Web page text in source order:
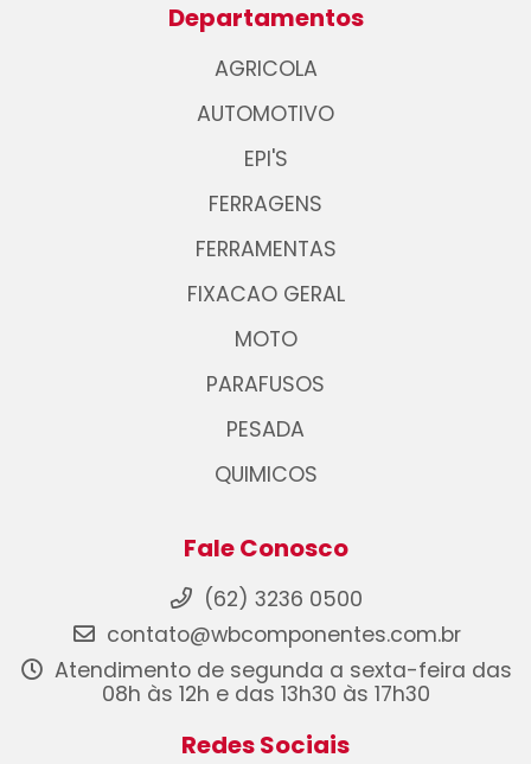
Departamentos
AGRICOLA
AUTOMOTIVO
EPI'S
FERRAGENS
FERRAMENTAS
FIXACAO GERAL
MOTO
PARAFUSOS
PESADA
QUIMICOS
Fale Conosco
(62) 3236 0500
contato@wbcomponentes.com.br
Atendimento de segunda a sexta-feira das
08h às 12h e das 13h30 às 17h30
Redes Sociais